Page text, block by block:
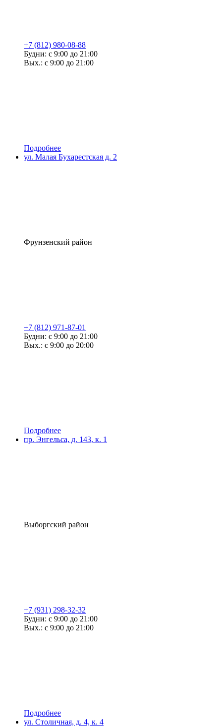
+7 (812) 980-08-88
Будни: с 9:00 до 21:00
Вых.: с 9:00 до 21:00
Подробнее
ул. Малая Бухарестская д. 2
Фрунзенский район
+7 (812) 971-87-01
Будни: с 9:00 до 21:00
Вых.: с 9:00 до 20:00
Подробнее
пр. Энгельса, д. 143, к. 1
Выборгский район
+7 (931) 298-32-32
Будни: с 9:00 до 21:00
Вых.: с 9:00 до 21:00
Подробнее
ул. Столичная, д. 4, к. 4